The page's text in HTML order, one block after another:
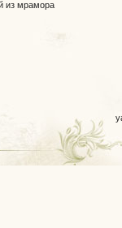
из мрамора